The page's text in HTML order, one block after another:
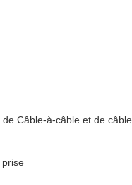
Câble-à-câble et de
prise